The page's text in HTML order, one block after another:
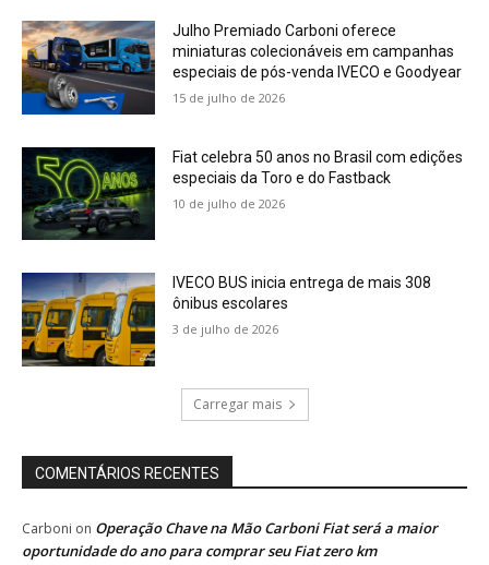
Julho Premiado Carboni oferece
miniaturas colecionáveis em campanhas
especiais de pós-venda IVECO e Goodyear
15 de julho de 2026
Fiat celebra 50 anos no Brasil com edições
especiais da Toro e do Fastback
10 de julho de 2026
IVECO BUS inicia entrega de mais 308
ônibus escolares
3 de julho de 2026
Carregar mais
COMENTÁRIOS RECENTES
Carboni on Operação Chave na Mão Carboni Fiat será a maior
oportunidade do ano para comprar seu Fiat zero km